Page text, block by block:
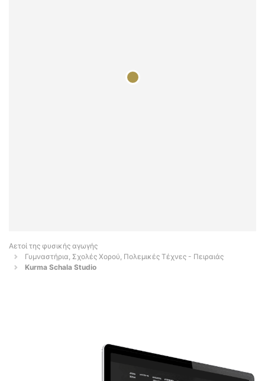
Αετοί της φυσικής αγωγής
Γυμναστήρια, Σχολές Χορού, Πολεμικές Τέχνες - Πειραιάς
Kurma Schala Studio